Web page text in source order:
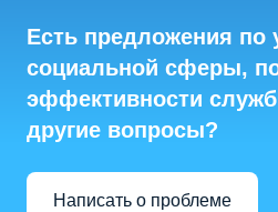
Есть предложения
социальной сферы,
эффективности служб
другие вопросы?
Написать о проблеме